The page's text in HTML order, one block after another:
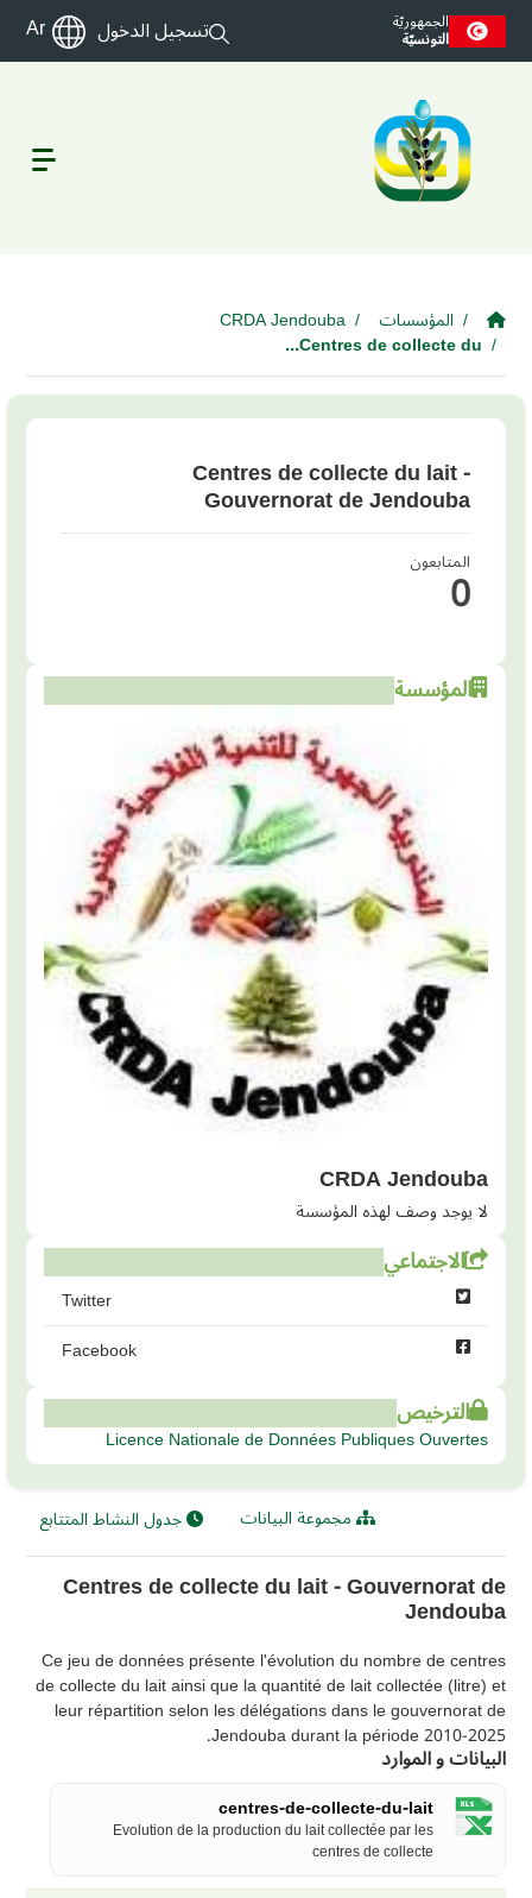
Skip to main
الجمهوريّة
التونسيّة تسجيل الدخول Ar
المؤسسات CRDA Jendouba
Centres de collecte du...
Centres de collecte du lait -
Gouvernorat de Jendouba
المتابعون0
المؤسسة
CRDA Jendouba
لا يوجد وصف لهذه المؤسسة
الاجتماعي
Twitter
Facebook
الترخيص
Licence Nationale de Données Publiques Ouvertes
مجموعة البيانات جدول النشاط المتتابع
Centres de collecte du lait - Gouvernorat de
Jendouba
Ce jeu de données présente l'évolution du nombre de centres
de collecte du lait ainsi que la quantité de lait collectée (litre) et
leur répartition selon les délégations dans le gouvernorat de
Jendouba durant la période 2010-2025.
البيانات و الموارد
centres-de-collecte-du-lait
Evolution de la production du lait collectée par les
centres de collecte